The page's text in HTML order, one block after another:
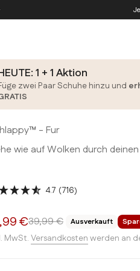
1 + 1 Aktion
zwei Paar Schuhe hinzu und
- Fur
wie auf Wolken durch
4.7 (716)
€Regulärer Preis
39,99 € Ausverkauft
MwSt. Versandkosten werden an